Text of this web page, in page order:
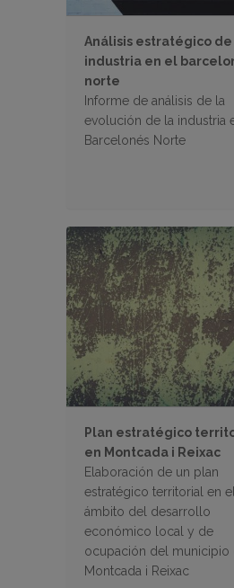
Análisis estratégico
industria en el
norte
Informe de análisis de la
evolución de la industria
Barcelonés Norte
Plan estratégico
en Montcada i Reixac
Elaboración de un plan
estratégico territorial en el
ámbito del desarrollo
económico local y de
ocupación del municipio
Montcada i Reixac